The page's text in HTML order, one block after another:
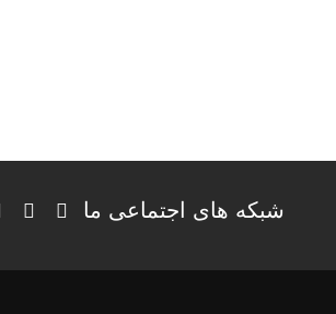
شبکه های اجتماعی ما